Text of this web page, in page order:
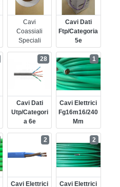
Cavi
Coassiali
Speciali
Cavi Dati
Ftp/categoria
5e
Cavi Dati
Utp/categori
A 6e
28
Cavi Elettrici
Fg16m16/240
Mm
1
Cavi Elettrici
2
Cavi Elettrici
2